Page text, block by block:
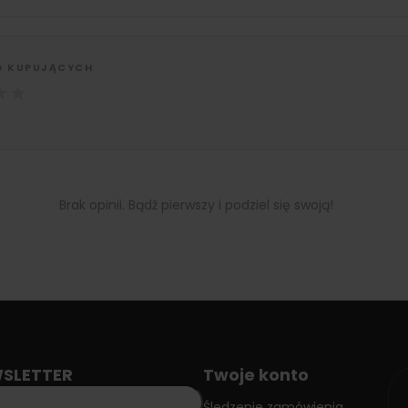
KUPUJĄCYCH
Brak opinii. Bądź pierwszy i podziel się swoją!
Twoje konto